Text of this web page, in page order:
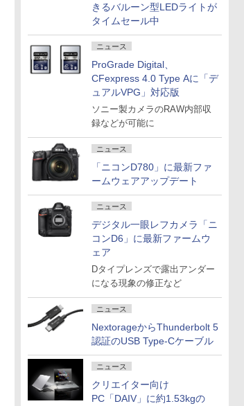
きるバルーン型LEDライトが
タイムセール中
ニュース
ProGrade Digital、
CFexpress 4.0 Type Aに「デ
ュアルVPG」対応版
ソニー製カメラのRAW内部収
録などが可能に
ニュース
「ニコンD780」に最新ファ
ームウェアアップデート
ニュース
デジタル一眼レフカメラ「ニ
コンD6」に最新ファームウ
ェア
Dタイプレンズで露出アンダー
になる現象の修正など
ニュース
NextorageからThunderbolt 5
認証のUSB Type-Cケーブル
ニュース
クリエイター向け
PC「DAIV」に約1.53kgの